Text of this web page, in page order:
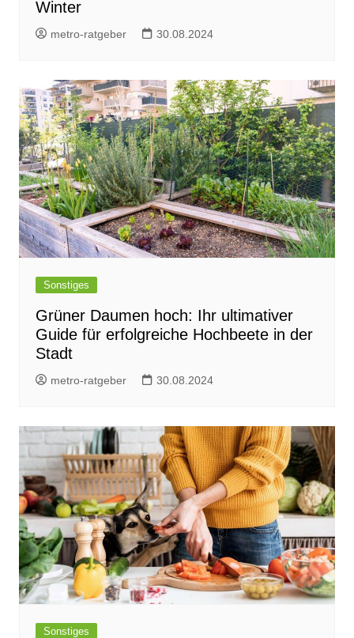
Winter
metro-ratgeber 30.08.2024
Sonstiges
Grüner Daumen hoch: Ihr ultimativer
Guide für erfolgreiche Hochbeete in der
Stadt
metro-ratgeber 30.08.2024
Sonstiges